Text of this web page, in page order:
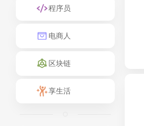
程序员
电商人
区块链
享生活